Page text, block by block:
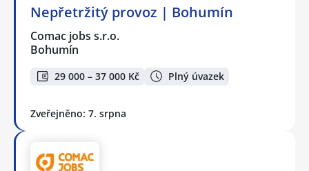
Nepřetržitý provoz | Bohumín
Comac jobs s.r.o.
Bohumín
29 000 – 37 000 Kč Plný úvazek
Zveřejněno: 7. srpna